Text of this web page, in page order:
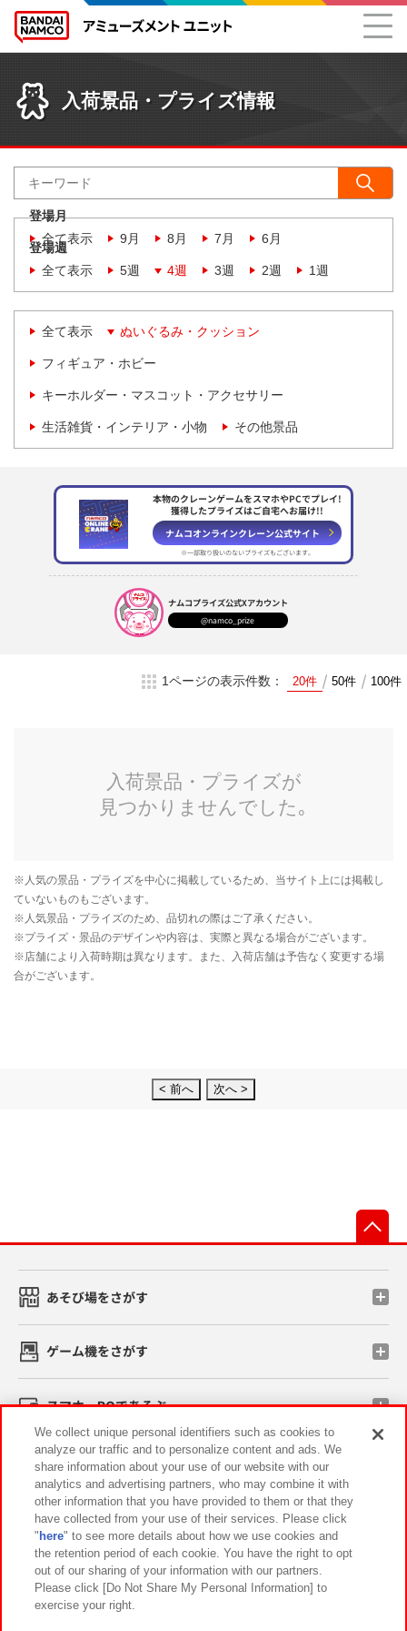
入荷景品・プライズ情報
登場月
全て表示
9月 8月 7月 6月
登場週
全て表示
5週 4週 3週 2週 1週
全て表示 ぬいぐるみ・クッション
フィギュア・ホビー
キーホルダー・マスコット・アクセサリー
生活雑貨・インテリア・小物 その他景品
本物のクレーンゲームをスマホやPCでプレイ!
獲得したプライズはご自宅へお届け!!
ナムコオンラインクレーン公式サイト
※一部取り扱いのないプライズもございます。
ナムコプライズ公式Xアカウント
@namco_prize
1ページの表示件数： 20件 50件 100件
< 前へ 次へ >
あそび場をさがす
ゲーム機をさがす
スマホ・PCであそぶ
イベント・キャンペーン
関連会社 サステナビリティ サイトポリシー
プライバシーポリシー ウェブアクセシビリティ方針と検証結果
お取引先さまとともに
We collect unique personal identifiers such as cookies to
analyze our traffic and to personalize content and ads. We
share information about your use of our website with our
analytics and advertising partners, who may combine it with
other information that you have provided to them or that they
have collected from your use of their services. Please click
" here" to see more details about how we use cookies and
the retention period of each cookie. You have the right to opt
out of our sharing of your information with our partners.
Please click [Do Not Share My Personal Information] to
exercise your right.